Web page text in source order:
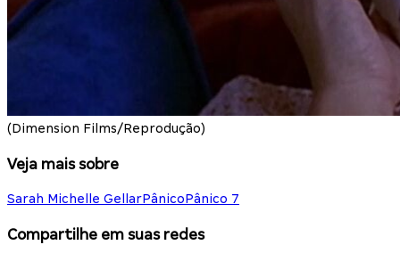
(Dimension Films/Reprodução)
Veja mais sobre
Sarah Michelle GellarPânicoPânico 7
Compartilhe em suas redes